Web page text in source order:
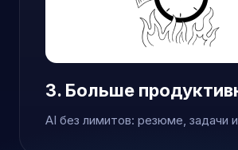
3. Больше
AI без лимитов: резюме, задачи